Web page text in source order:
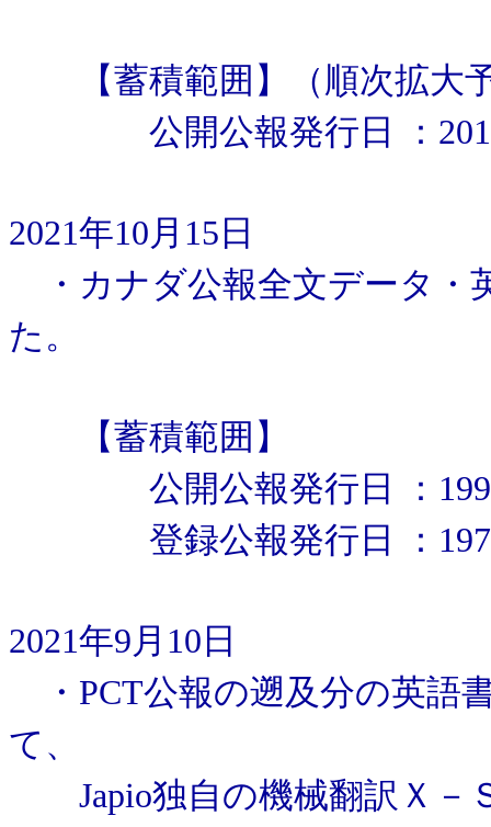
【蓄積範囲】（順次拡大
公開公報発行日 ：2010
2021年10月15日
・カナダ公報全文データ・
た。
【蓄積範囲】
公開公報発行日 ：1990
登録公報発行日 ：1978
2021年9月10日
・PCT公報の遡及分の英語
て、
Japio独自の機械翻訳Ｘ－